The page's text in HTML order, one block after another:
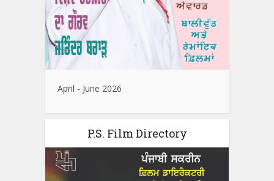
April - June 2026
P.S. Film Directory